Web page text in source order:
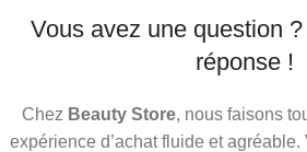
Vous avez une question
réponse !
Chez Beauty Store, nous faisons
expérience d’achat fluide et